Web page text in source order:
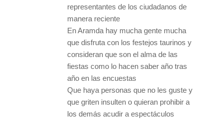
representantes de los ciudadanos de
manera reciente
En Aramda hay mucha gente mucha
que disfruta con los festejos taurinos y
consideran que son el alma de las
fiestas como lo hacen saber año tras
año en las encuestas
Que haya personas que no les guste y
que griten insulten o quieran prohibir a
los demás acudir a espectáculos